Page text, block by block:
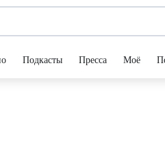
Подкасты Пресса Моё